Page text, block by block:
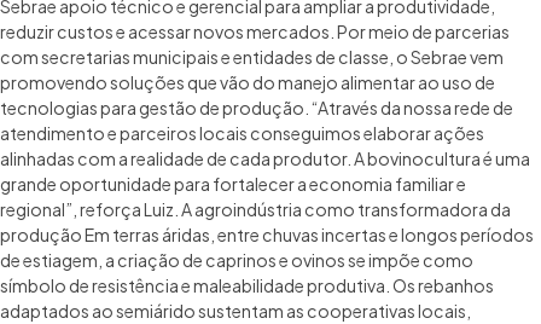
Sebrae apoio técnico e gerencial para ampliar a produtividade,
reduzir custos e acessar novos mercados. Por meio de parcerias
com secretarias municipais e entidades de classe, o Sebrae vem
promovendo soluções que vão do manejo alimentar ao uso de
tecnologias para gestão de produção. “Através da nossa rede de
atendimento e parceiros locais conseguimos elaborar ações
alinhadas com a realidade de cada produtor. A bovinocultura é uma
grande oportunidade para fortalecer a economia familiar e
regional”, reforça Luiz. A agroindústria como transformadora da
produção Em terras áridas, entre chuvas incertas e longos períodos
de estiagem, a criação de caprinos e ovinos se impõe como
símbolo de resistência e maleabilidade produtiva. Os rebanhos
adaptados ao semiárido sustentam as cooperativas locais,